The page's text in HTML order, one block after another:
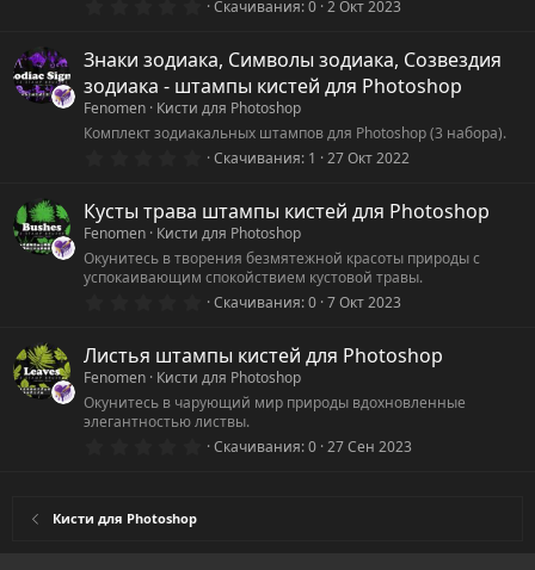
0
0
з
в
ё
з
д
Скачивания 0 2 Окт 2023
Знаки зодиака, Символы зодиака, Созвездия
зодиака - штампы кистей для Photoshop
Fenomen Кисти для Photoshop
Комплект зодиакальных штампов для Photoshop (3 набора).
0
0
з
в
ё
з
Скачивания 1 27 Окт 2022
Кусты трава штампы кистей для Photoshop
Fenomen Кисти для Photoshop
Окунитесь в творения безмятежной красоты природы с
успокаивающим спокойствием кустовой травы.
0
0
з
в
ё
з
Скачивания 0 7 Окт 2023
Листья штампы кистей для Photoshop
Fenomen Кисти для Photoshop
Окунитесь в чарующий мир природы вдохновленные
элегантностью листвы.
0Скачивания 0 27 Сен 2023
Кисти для Photoshop